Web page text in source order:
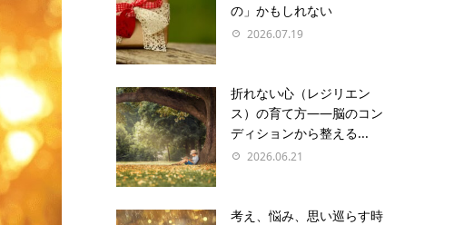
の」かもしれない
2026.07.19
折れない心（レジリエン
ス）の育て方――脳のコン
ディションから整える...
2026.06.21
考え、悩み、思い巡らす時